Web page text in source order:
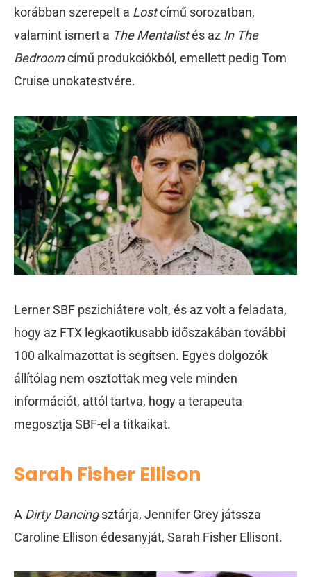
korábban szerepelt a Lostcímű sorozatban,
valamint ismert a The Mentalistés az In The
Bedroomcímű produkciókból, emellett pedig Tom
Cruise unokatestvére.
Lerner SBF pszichiátere volt, és az volt a feladata,
hogy az FTX legkaotikusabb időszakában további
100 alkalmazottat is segítsen. Egyes dolgozók
állítólag nem osztottak meg vele minden
információt, attól tartva, hogy a terapeuta
megosztja SBF-el a titkaikat.
Sarah Fisher Ellison
A Dirty Dancingsztárja, Jennifer Grey játssza
Caroline Ellison édesanyját, Sarah Fisher Ellisont.